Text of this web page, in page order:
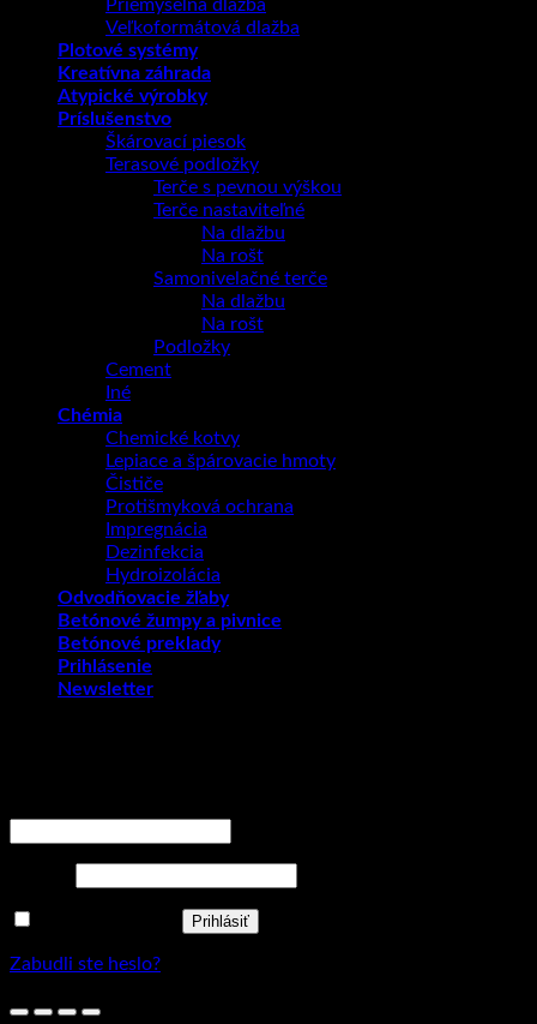
Priemyselná dlažba
Veľkoformátová dlažba
Plotové systémy
Kreatívna záhrada
Atypické výrobky
Príslušenstvo
Škárovací piesok
Terasové podložky
Terče s pevnou výškou
Terče nastaviteľné
Na dlažbu
Na rošt
Samonivelačné terče
Na dlažbu
Na rošt
Podložky
Cement
Iné
Chémia
Chemické kotvy
Lepiace a špárovacie hmoty
Čističe
Protišmyková ochrana
Impregnácia
Dezinfekcia
Hydroizolácia
Odvodňovacie žľaby
Betónové žumpy a pivnice
Betónové preklady
Prihlásenie
Newsletter
Prihlásiť
Zabudli ste heslo?